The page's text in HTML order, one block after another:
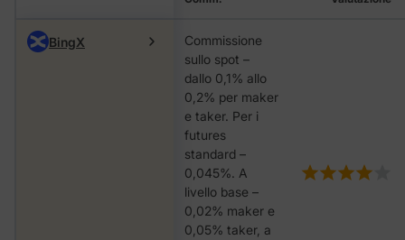
BingX
Commissione
sullo spot –
dallo 0,1% allo
0,2% per maker
e taker. Per i
futures
standard –
0,045%. A
livello base –
0,02% maker e
0,05% taker, a